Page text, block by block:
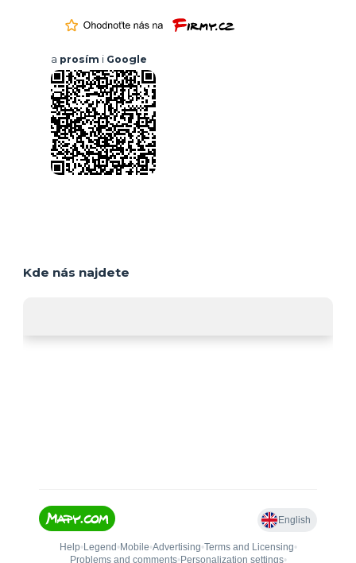
a prosím i Google
Kde nás najdete